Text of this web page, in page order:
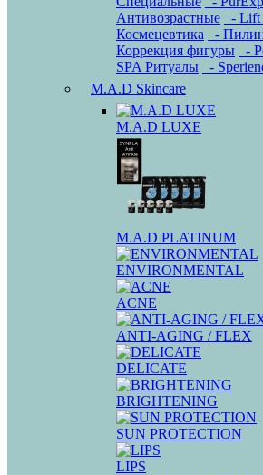
Антивозрастные
- Lift
Космецевтика
-
Коррекция фигуры
-
SPA Ритуалы
-
M.A.D Skincare
M.A.D LUXE
M.A.D PLATINUM
ENVIRONMENTAL
ACNE
ANTI-AGING / FLEX
DELICATE
BRIGHTENING
SUN PROTECTION
LIPS